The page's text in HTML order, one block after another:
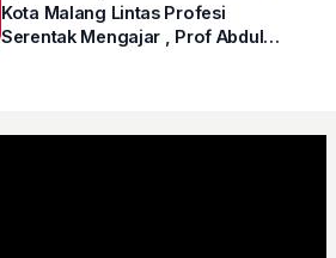
Kota Malang Lintas Profesi
Serentak Mengajar , Prof Abdul